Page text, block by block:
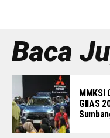
Baca
MMKSI
GIIAS